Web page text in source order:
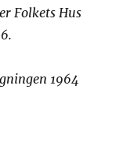
Folkets Hus
1964